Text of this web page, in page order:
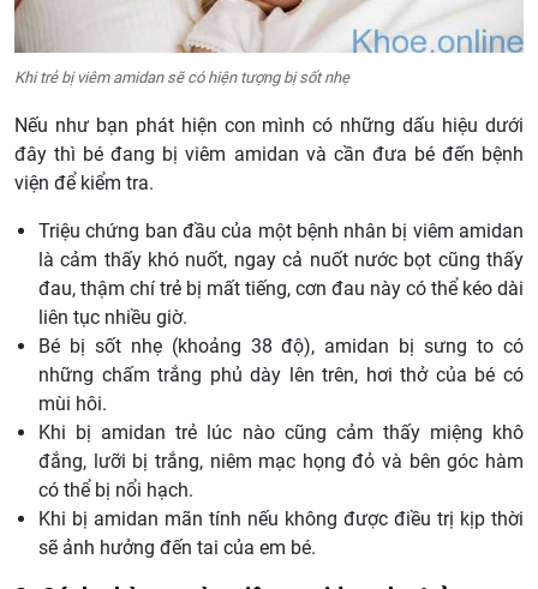
Khi trẻ bị viêm amidan sẽ có hiện tượng bị sốt nhẹ
Nếu như bạn phát hiện con mình có những dấu hiệu dưới
đây thì bé đang bị viêm amidan và cần đưa bé đến bệnh
viện để kiểm tra.
Triệu chứng ban đầu của một bệnh nhân bị viêm amidan
là cảm thấy khó nuốt, ngay cả nuốt nước bọt cũng thấy
đau, thậm chí trẻ bị mất tiếng, cơn đau này có thể kéo dài
liên tục nhiều giờ.
Bé bị sốt nhẹ (khoảng 38 độ), amidan bị sưng to có
những chấm trắng phủ dày lên trên, hơi thở của bé có
mùi hôi.
Khi bị amidan trẻ lúc nào cũng cảm thấy miệng khô
đắng, lưỡi bị trắng, niêm mạc họng đỏ và bên góc hàm
có thể bị nổi hạch.
Khi bị amidan mãn tính nếu không được điều trị kịp thời
sẽ ảnh hưởng đến tai của em bé.